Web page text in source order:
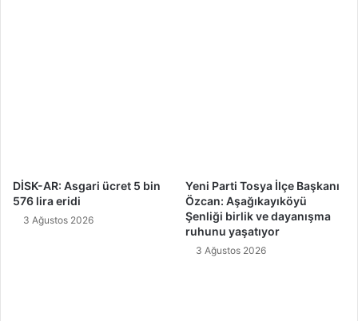
DİSK-AR: Asgari ücret 5 bin
576 lira eridi
3 Ağustos 2026
Yeni Parti Tosya İlçe Başkanı
Özcan: Aşağıkayıköyü
Şenliği birlik ve dayanışma
ruhunu yaşatıyor
3 Ağustos 2026